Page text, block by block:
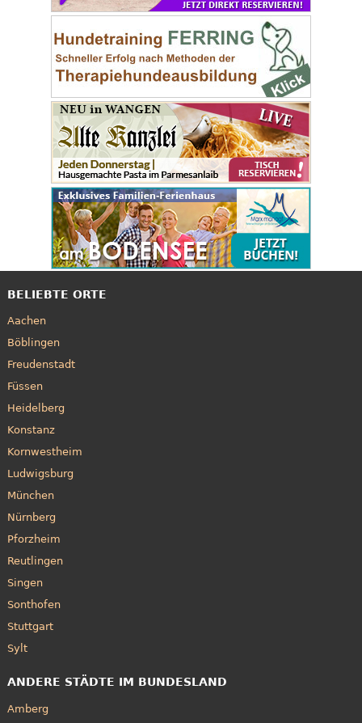
BELIEBTE ORTE
Aachen
Böblingen
Freudenstadt
Füssen
Heidelberg
Konstanz
Kornwestheim
Ludwigsburg
München
Nürnberg
Pforzheim
Reutlingen
Singen
Sonthofen
Stuttgart
Sylt
ANDERE STÄDTE IM BUNDESLAND
Amberg